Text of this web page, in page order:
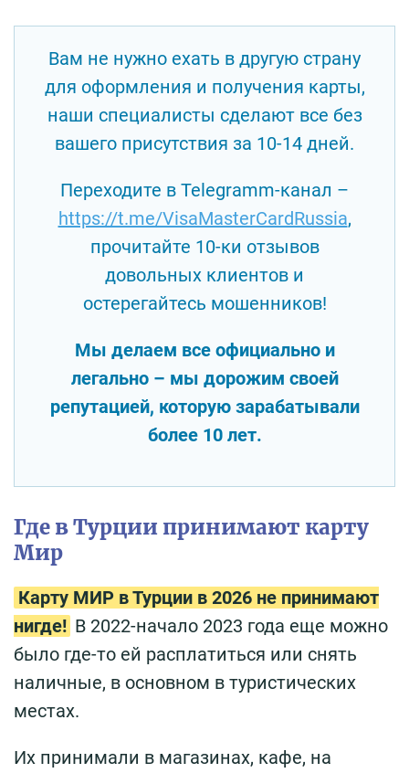
Вам не нужно ехать в другую страну
для оформления и получения карты,
наши специалисты сделают все без
вашего присутствия за 10-14 дней.
Переходите в Telegramm-канал –
https://t.me/VisaMasterCardRussia,
прочитайте 10-ки отзывов
довольных клиентов и
остерегайтесь мошенников!
Мы делаем все официально и
легально – мы дорожим своей
репутацией, которую зарабатывали
более 10 лет.
Где в Турции принимают карту
Мир
Карту МИР в Турции в 2026 не принимают
нигде! В 2022-начало 2023 года еще можно
было где-то ей расплатиться или снять
наличные, в основном в туристических
местах.
Их принимали в магазинах, кафе, на